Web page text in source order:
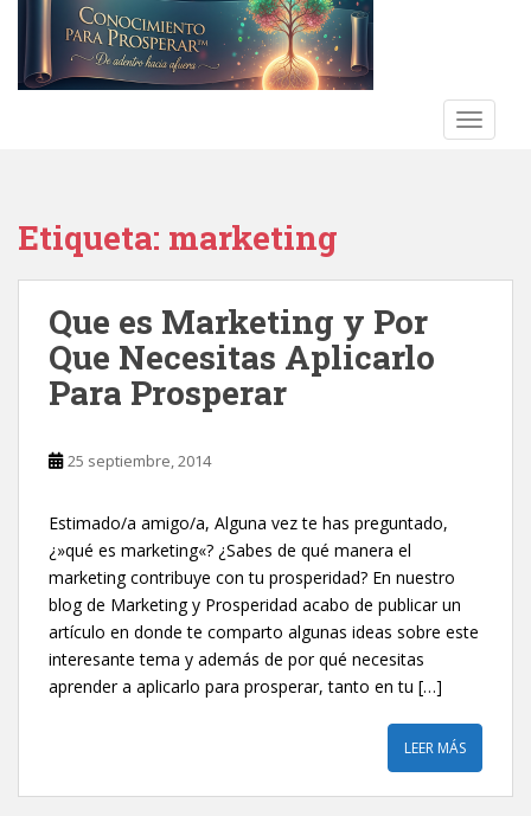
Etiqueta: marketing
Que es Marketing y Por
Que Necesitas Aplicarlo
Para Prosperar
25 septiembre, 2014
Estimado/a amigo/a, Alguna vez te has preguntado,
¿»qué es marketing«? ¿Sabes de qué manera el
marketing contribuye con tu prosperidad? En nuestro
blog de Marketing y Prosperidad acabo de publicar un
artículo en donde te comparto algunas ideas sobre este
interesante tema y además de por qué necesitas
aprender a aplicarlo para prosperar, tanto en tu […]
LEER MÁS